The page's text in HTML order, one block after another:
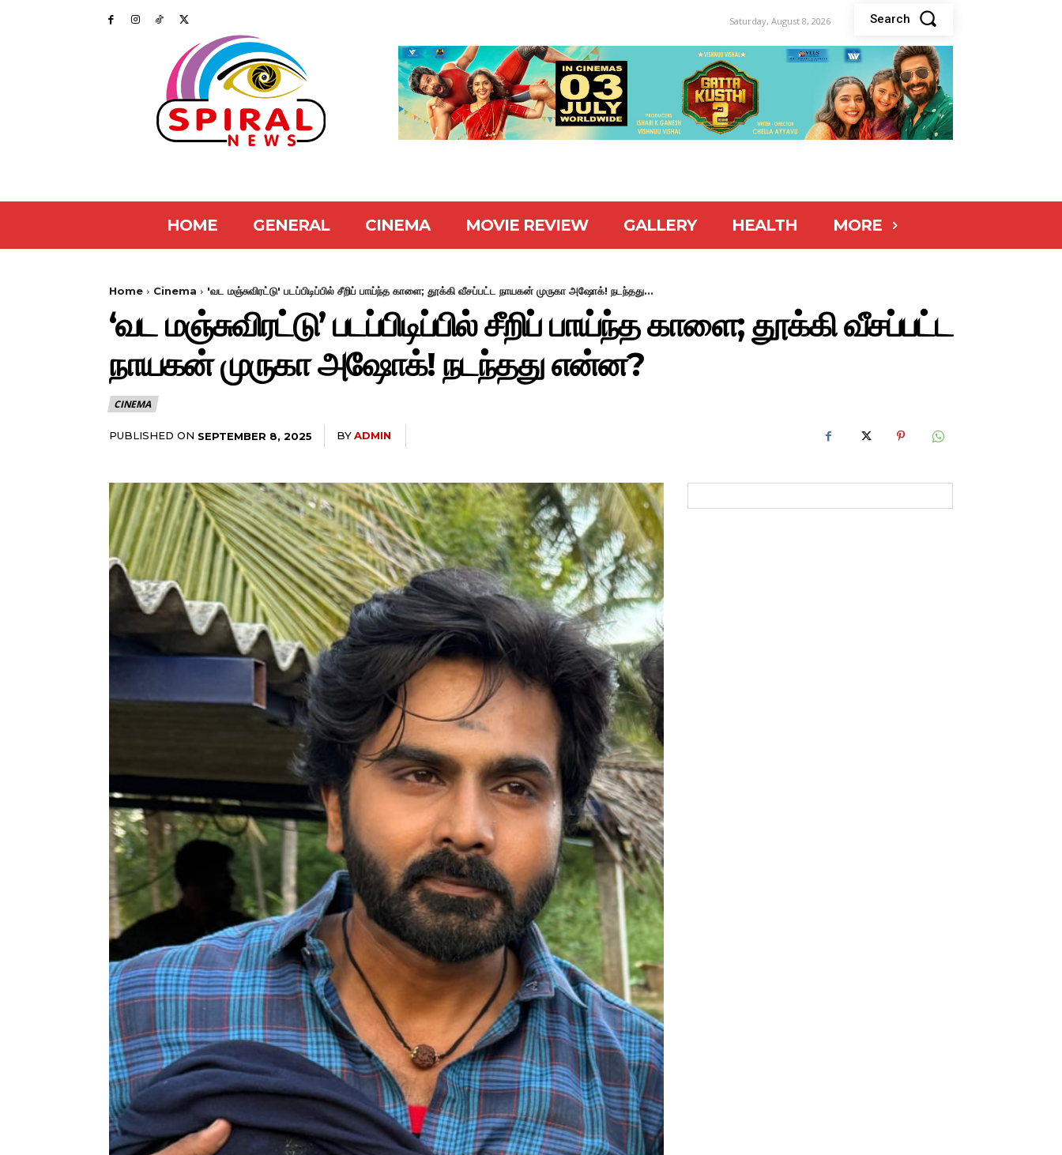
Saturday, August 8, 2026 Search
HOME GENERAL CINEMA MOVIE REVIEW GALLERY HEALTH MORE
Home Cinema 'வட மஞ்சுவிரட்டு' படப்பிடிப்பில் சீறிப் பாய்ந்த காளை; தூக்கி வீசப்பட்ட நாயகன் முருகா அஷோக்! நடந்தது...
‘வட மஞ்சுவிரட்டு’ படப்பிடிப்பில் சீறிப் பாய்ந்த காளை; தூக்கி வீசப்பட்ட
நாயகன் முருகா அஷோக்! நடந்தது என்ன?
CINEMA
PUBLISHED ON SEPTEMBER 8, 2025 BYADMIN